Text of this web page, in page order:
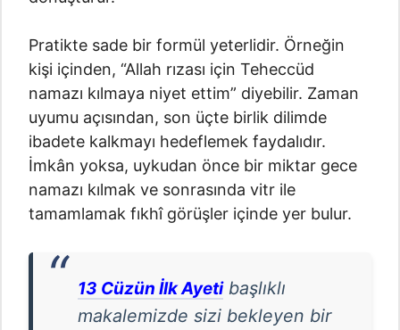
Pratikte sade bir formül yeterlidir. Örneğin
kişi içinden, “Allah rızası için Teheccüd
namazı kılmaya niyet ettim” diyebilir. Zaman
uyumu açısından, son üçte birlik dilimde
ibadete kalkmayı hedeflemek faydalıdır.
İmkân yoksa, uykudan önce bir miktar gece
namazı kılmak ve sonrasında vitr ile
tamamlamak fıkhî görüşler içinde yer bulur.
13 Cüzün İlk Ayetibaşlıklı
makalemizde sizi bekleyen bir